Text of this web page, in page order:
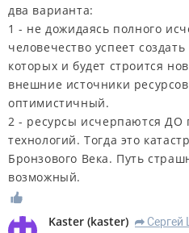
два варианта:
1 - не дожидаясь полного
человечество успеет
которых и будет строится
внешние источники
оптимистичный.
2 - ресурсы исчерпаются ДО
технологий. Тогда это
Бронзового Века. Путь
возможный.
Kaster (kaster) R